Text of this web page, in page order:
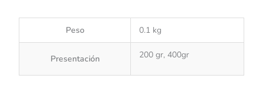
Peso 0.1 kg
Presentación 200 gr, 400gr